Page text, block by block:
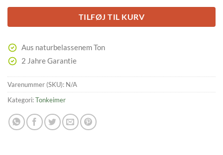
TILFØJ TIL KURV
Aus naturbelassenem Ton
2 Jahre Garantie
Varenummer (SKU): N/A
Kategori:Tonkeimer